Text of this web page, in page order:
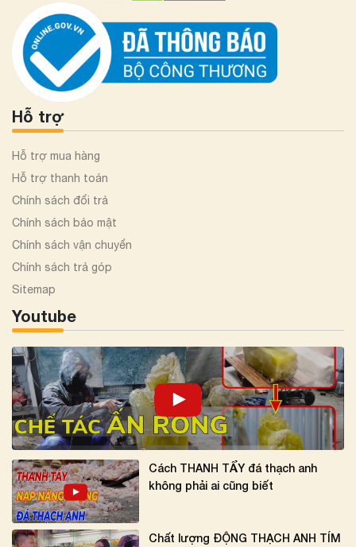
Hỗ trợ
Hỗ trợ mua hàng
Hỗ trợ thanh toán
Chính sách đổi trả
Chính sách bảo mật
Chính sách vận chuyển
Chính sách trả góp
Sitemap
Youtube
Cách THANH TẨY đá thạch anh
không phải ai cũng biết
Chất lượng ĐỘNG THẠCH ANH TÍM